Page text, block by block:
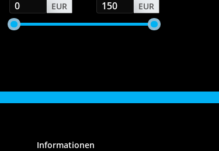
EUR
EUR
Informationen